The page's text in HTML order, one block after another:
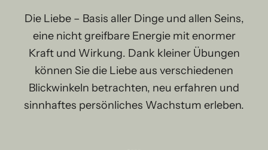
Die Liebe – Basis aller Dinge und allen Seins,
eine nicht greifbare Energie mit enormer
Kraft und Wirkung. Dank kleiner Übungen
können Sie die Liebe aus verschiedenen
Blickwinkeln betrachten, neu erfahren und
sinnhaftes persönliches Wachstum erleben.